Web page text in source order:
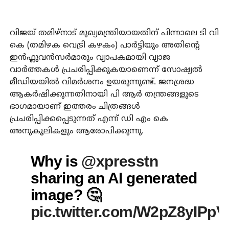
വിജയ് തമിഴ്‌നാട് മുഖ്യമന്ത്രിയായതിന് പിന്നാലെ ടി വി
കെ (തമിഴക വെട്രി കഴകം) പാർട്ടിയും അതിന്റെ
ഇൻഫ്ലുവൻസർമാരും വ്യാപകമായി വ്യാജ
വാർത്തകൾ പ്രചരിപ്പിക്കുകയാണെന്ന് സോഷ്യൽ
മീഡിയയിൽ വിമർശനം ഉയരുന്നുണ്ട്. ജനശ്രദ്ധ
ആകർഷിക്കുന്നതിനായി പി ആർ തന്ത്രങ്ങളുടെ
ഭാഗമായാണ് ഇത്തരം ചിത്രങ്ങൾ
പ്രചരിപ്പിക്കപ്പെടുന്നത് എന്ന് ഡി എം കെ
അനുകൂലികളും ആരോപിക്കുന്നു.
Why is @xpresstn
sharing an AI generated
image? 🤔
pic.twitter.com/W2pZ8yIPpV